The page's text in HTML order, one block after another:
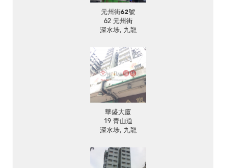
元州街62號
62 元州街
深水埗, 九龍
華盛大廈
19 青山道
深水埗, 九龍